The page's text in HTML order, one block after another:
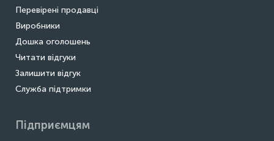
Перевірені продавці
Виробники
Дошка оголошень
Читати відгуки
Залишити відгук
Служба підтримки
Підприємцям